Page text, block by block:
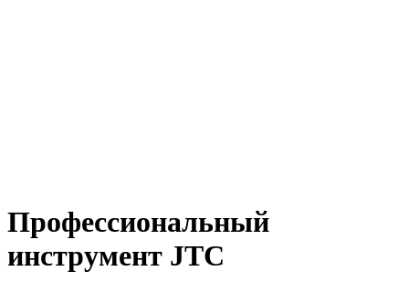
Профессиональный
инструмент JTC